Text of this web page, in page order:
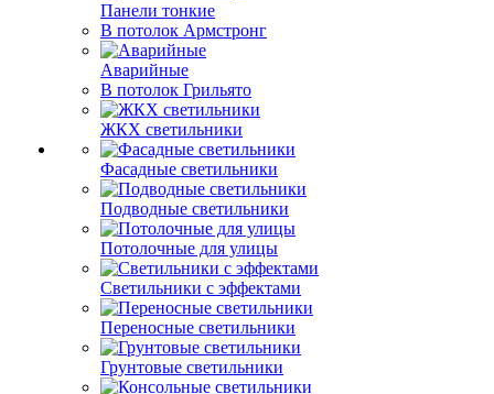
Панели тонкие
В потолок Армстронг
Аварийные
В потолок Грильято
ЖКХ светильники
Фасадные светильники
Подводные светильники
Потолочные для улицы
Светильники с эффектами
Переносные светильники
Грунтовые светильники